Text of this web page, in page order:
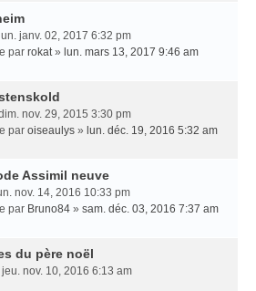
janv. 02, 2017 6:32 pm
par rokat» lun. mars 13, 2017 9:46 am
nov. 29, 2015 3:30 pm
par oiseaulys » lun. déc. 19, 2016 5:32 am
Assimil neuve
nov. 14, 2016 10:33 pm
par Bruno84 » sam. déc. 03, 2016 7:37 am
du père noël
jeu. nov. 10, 2016 6:13 am